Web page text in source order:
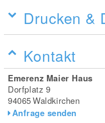
Drucken &
Kontakt
Emerenz Maier Haus
Dorfplatz 9
94065Waldkirchen
Anfrage senden